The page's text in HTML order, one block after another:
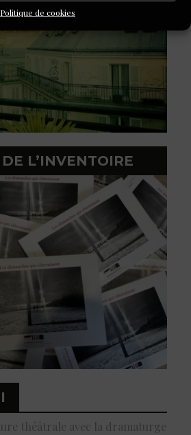
Politique de cookies
L’INVENTOIRE
théâtrale avec la dramaturge